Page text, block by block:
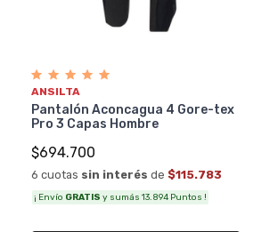
ANSILTA
Pantalón Aconcagua 4 Gore-tex
Pro 3 Capas Hombre
$694.700
6 cuotas sin interés de $115.783
¡ Envío GRATIS y sumás 13.894 Puntos !